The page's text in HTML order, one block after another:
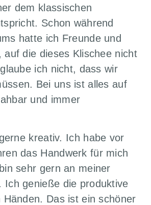
dem klassischen
Schon während
hatte ich Freunde und
auf die dieses Klischee nicht
ich nicht, dass wir
Bei uns ist alles auf
und immer
kreativ. Ich habe vor
das Handwerk für mich
sehr gern an meiner
Ich genieße die produktive
Das ist ein schöner